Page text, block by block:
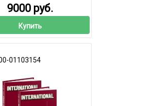
9000 руб.
Купить
01103154